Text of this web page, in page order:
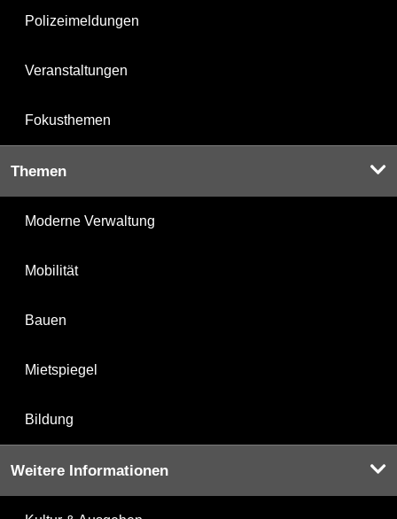
Polizeimeldungen
Veranstaltungen
Fokusthemen
Themen
Moderne Verwaltung
Mobilität
Bauen
Mietspiegel
Bildung
Weitere Informationen